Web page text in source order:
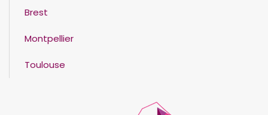
Brest
Montpellier
Toulouse